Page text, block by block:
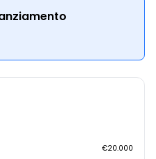
€20.000